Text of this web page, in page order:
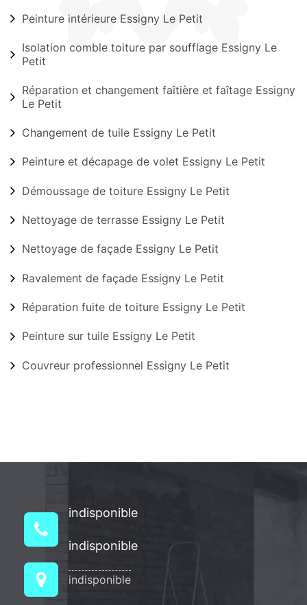
Peinture intérieure Essigny Le Petit
Isolation comble toiture par soufflage Essigny Le
Petit
Réparation et changement faîtière et faîtage Essigny
Le Petit
Changement de tuile Essigny Le Petit
Peinture et décapage de volet Essigny Le Petit
Démoussage de toiture Essigny Le Petit
Nettoyage de terrasse Essigny Le Petit
Nettoyage de façade Essigny Le Petit
Ravalement de façade Essigny Le Petit
Réparation fuite de toiture Essigny Le Petit
Peinture sur tuile Essigny Le Petit
Couvreur professionnel Essigny Le Petit
indisponible
indisponible
indisponible